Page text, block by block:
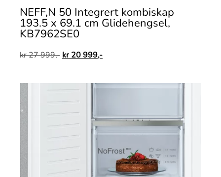
NEFF,N 50 Integrert kombiskap
193.5 x 69.1 cm Glidehengsel,
KB7962SE0
kr27 999,- kr20 999,-